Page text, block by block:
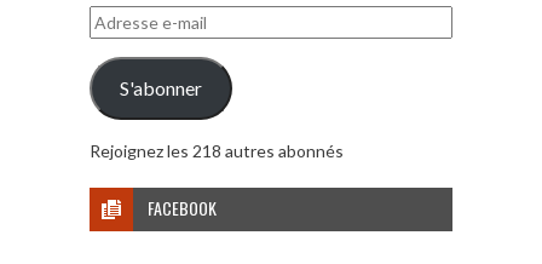
Adresse
e-
mail
S'abonner
Rejoignez les 218 autres abonnés
FACEBOOK